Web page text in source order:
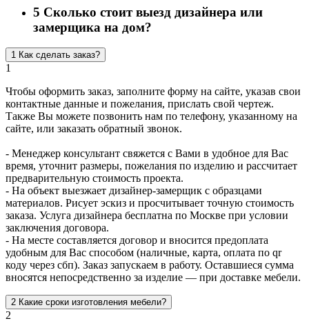
5 Сколько стоит выезд дизайнера или
замерщика на дом?
1 Как сделать заказ?
1
Чтобы оформить заказ, заполните форму на сайте, указав свои
контактные данные и пожелания, прислать свой чертеж.
Также Вы можете позвонить нам по телефону, указанному на
сайте, или заказать обратный звонок.
- Менеджер консультант свяжется с Вами в удобное для Вас
время, уточнит размеры, пожелания по изделию и рассчитает
предварительную стоимость проекта.
- На объект выезжает дизайнер-замерщик с образцами
материалов. Рисует эскиз и просчитывает точную стоимость
заказа. Услуга дизайнера бесплатна по Москве при условии
заключения договора.
- На месте составляется договор и вносится предоплата
удобным для Вас способом (наличные, карта, оплата по qr
коду через сбп). Заказ запускаем в работу. Оставшиеся сумма
вносятся непосредственно за изделие — при доставке мебели.
2 Какие сроки изготовления мебели?
2